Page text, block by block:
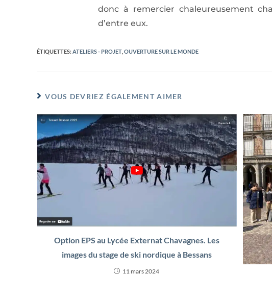
donc à remercier chaleureusement
d’entre eux.
ÉTIQUETTES:ATELIERS - PROJET OUVERTURE SUR LE MONDE
VOUS DEVRIEZ ÉGALEMENT AIMER
Option EPS au Lycée Externat Chavagnes. Les
images du stage de ski nordique à Bessans
11 mars 2024